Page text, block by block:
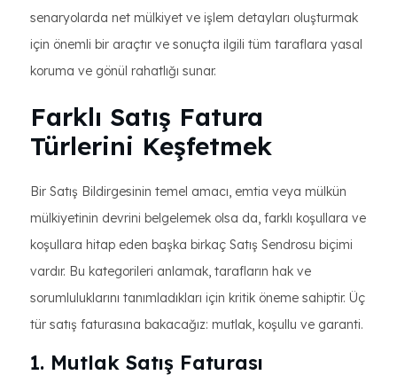
senaryolarda net mülkiyet ve işlem detayları oluşturmak
için önemli bir araçtır ve sonuçta ilgili tüm taraflara yasal
koruma ve gönül rahatlığı sunar.
Farklı Satış Fatura
Türlerini Keşfetmek
Bir Satış Bildirgesinin temel amacı, emtia veya mülkün
mülkiyetinin devrini belgelemek olsa da, farklı koşullara ve
koşullara hitap eden başka birkaç Satış Sendrosu biçimi
vardır. Bu kategorileri anlamak, tarafların hak ve
sorumluluklarını tanımladıkları için kritik öneme sahiptir. Üç
tür satış faturasına bakacağız: mutlak, koşullu ve garanti.
1. Mutlak Satış Faturası